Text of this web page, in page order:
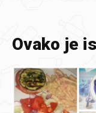
Ovako je